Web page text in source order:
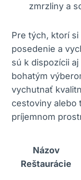
zmrzliny a
Pre tých, ktorí
posedenie a
sú k dispozícii
bohatým
vychutnať
cestoviny alebo
príjemnom
Názov
Reštaurácie